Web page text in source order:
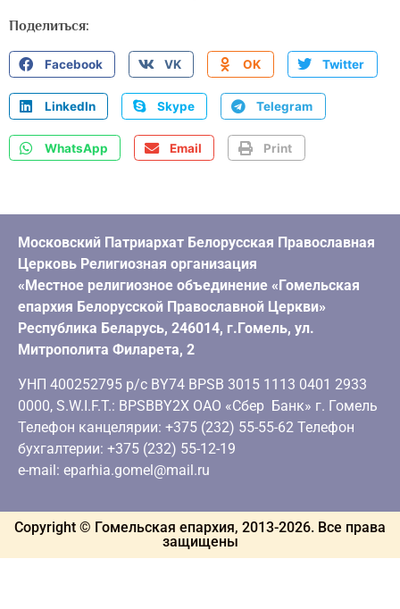
Поделиться:
Facebook VK OK Twitter
LinkedIn Skype Telegram
WhatsApp Email Print
Московский Патриархат Белорусская Православная
Церковь Религиозная организация
«Местное религиозное объединение «Гомельская
епархия Белорусской Православной Церкви»
Республика Беларусь, 246014, г.Гомель, ул.
Митрополита Филарета, 2
УНП 400252795 р/с BY74 BPSB 3015 1113 0401 2933
0000, S.W.I.F.T.: BPSBBY2X ОАО «Сбер Банк» г. Гомель
Телефон канцелярии: +375 (232) 55-55-62 Телефон
бухгалтерии: +375 (232) 55-12-19
e-mail: eparhia.gomel@mail.ru
Copyright © Гомельская епархия, 2013-2026. Все права
защищены